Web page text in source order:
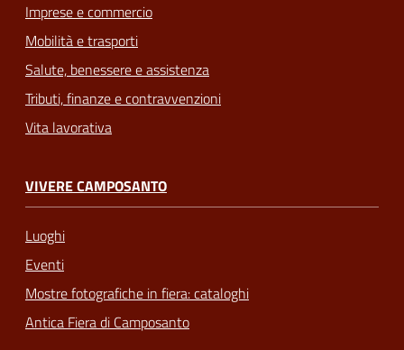
Imprese e commercio
Mobilità e trasporti
Salute, benessere e assistenza
Tributi, finanze e contravvenzioni
Vita lavorativa
VIVERE CAMPOSANTO
Luoghi
Eventi
Mostre fotografiche in fiera: cataloghi
Antica Fiera di Camposanto